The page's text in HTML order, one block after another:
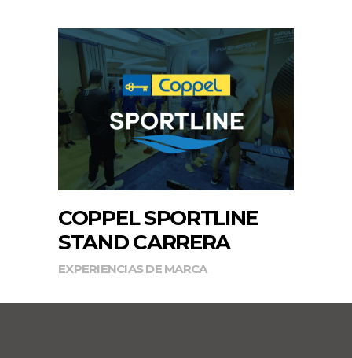
COPPEL SPORTLINE
STAND CARRERA
EXPERIENCIAS DE MARCA